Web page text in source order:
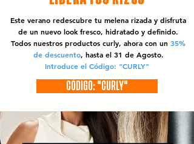
Este verano redescubre tu melena rizada y disfruta
de un nuevo look fresco, hidratado y definido.
Todos nuestros productos curly, ahora con un 35%
de descuento, hasta el 31 de Agosto.
Introduce el Código: "CURLY"
CÓDIGO: "CURLY"